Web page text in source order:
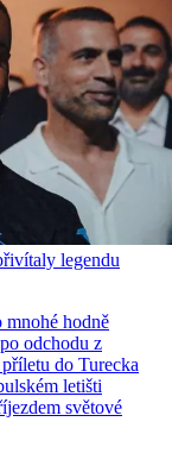
legendu
mnohé hodně
odchodu z
do Turecka
letišti
světové